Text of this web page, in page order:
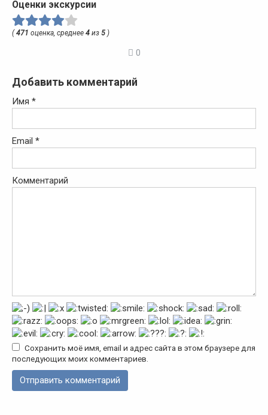
Оценки экскурсии
(471 оценка, среднее 4 из 5 )
0
Добавить комментарий
Имя *
Email *
Комментарий
Сохранить моё имя, email и адрес сайта в этом браузере для
последующих моих комментариев.